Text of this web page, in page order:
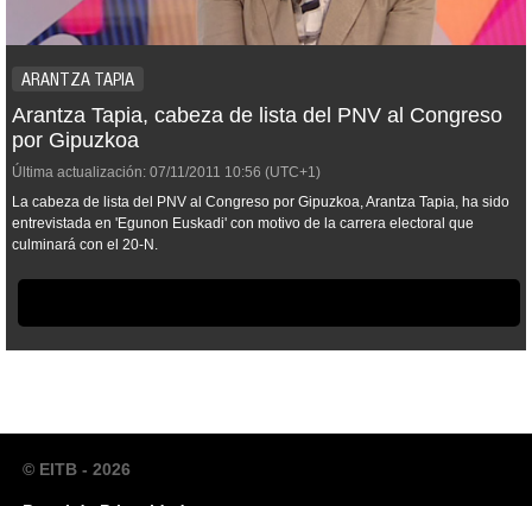
ARANTZA TAPIA
Arantza Tapia, cabeza de lista del PNV al Congreso
por Gipuzkoa
Última actualización: 07/11/2011 10:56 (UTC+1)
La cabeza de lista del PNV al Congreso por Gipuzkoa, Arantza Tapia, ha sido
entrevistada en 'Egunon Euskadi' con motivo de la carrera electoral que
culminará con el 20-N.
© EITB - 2026